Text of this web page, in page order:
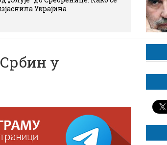
Украјина
у